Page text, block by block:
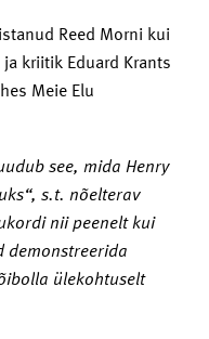
Reed Morni kui
kriitik Eduard Krants
Meie Elu
see, mida Henry
s.t. nõelterav
nii peenelt kui
demonstreerida
ülekohtuselt